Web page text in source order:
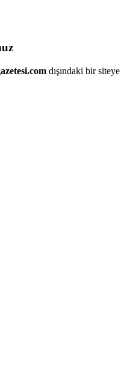
dışındaki bir siteye